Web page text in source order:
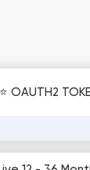
OAUTH2